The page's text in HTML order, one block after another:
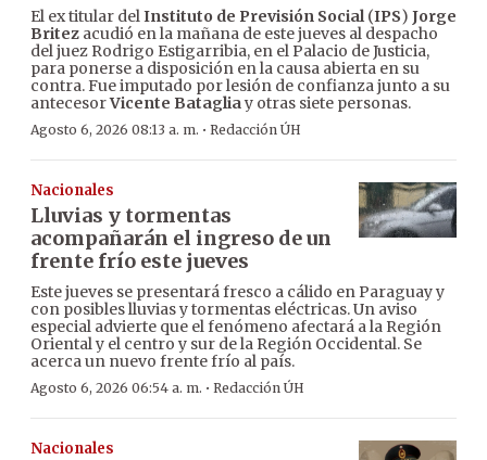
El ex titular delInstituto de Previsión Social(IPS) Jorge
Britez acudió en la mañana de este jueves al despacho
del juez Rodrigo Estigarribia, en el Palacio de Justicia,
para ponerse a disposición en la causa abierta en su
contra. Fue imputado por lesión de confianza junto a su
antecesorVicente Batagliay otras siete personas.
Agosto 6, 2026 08:13 a. m. · Redacción ÚH
Nacionales
Lluvias y tormentas
acompañarán el ingreso de un
frente frío este jueves
Este jueves se presentará fresco a cálido en Paraguay y
con posibles lluvias y tormentas eléctricas. Un aviso
especial advierte que el fenómeno afectará a la Región
Oriental y el centro y sur de la Región Occidental. Se
acerca un nuevo frente frío al país.
Agosto 6, 2026 06:54 a. m. · Redacción ÚH
Nacionales